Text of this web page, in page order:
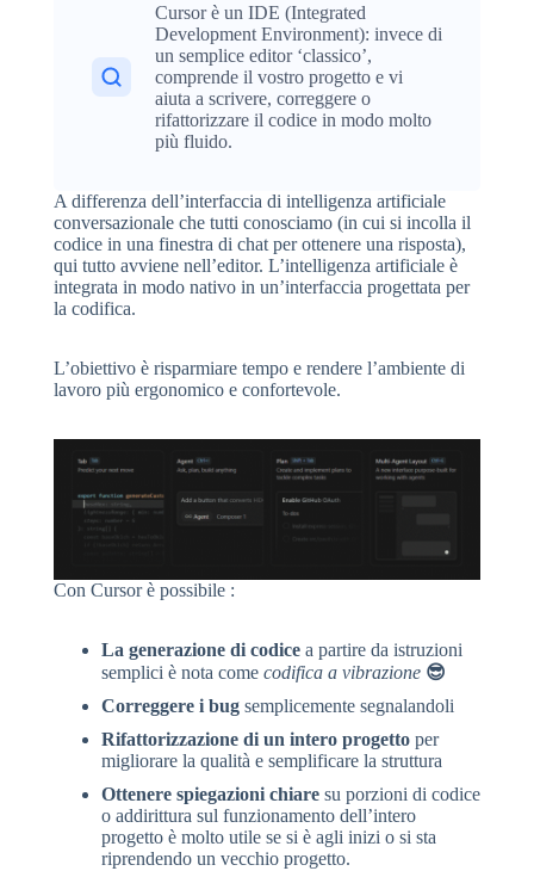
Cursor è un IDE (Integrated
Development Environment): invece di
un semplice editor ‘classico’,
comprende il vostro progetto e vi
aiuta a scrivere, correggere o
rifattorizzare il codice in modo molto
più fluido.
A differenza dell’interfaccia di intelligenza artificiale
conversazionale che tutti conosciamo (in cui si incolla il
codice in una finestra di chat per ottenere una risposta),
qui tutto avviene nell’editor. L’intelligenza artificiale è
integrata in modo nativo in un’interfaccia progettata per
la codifica.
L’obiettivo è risparmiare tempo e rendere l’ambiente di
lavoro più ergonomico e confortevole.
Con Cursor è possibile :
La generazione di codicea partire da istruzioni
semplici è nota come codifica a vibrazione 😎
Correggere i bugsemplicemente segnalandoli
Rifattorizzazione di un intero progettoper
migliorare la qualità e semplificare la struttura
Ottenere spiegazioni chiaresu porzioni di codice
o addirittura sul funzionamento dell’intero
progetto è molto utile se si è agli inizi o si sta
riprendendo un vecchio progetto.